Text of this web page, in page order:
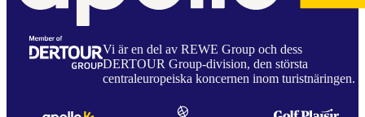
Vi är en del av REWE Group och dess
DERTOUR Group-division, den största
centraleuropeiska koncernen inom turistnäringen.